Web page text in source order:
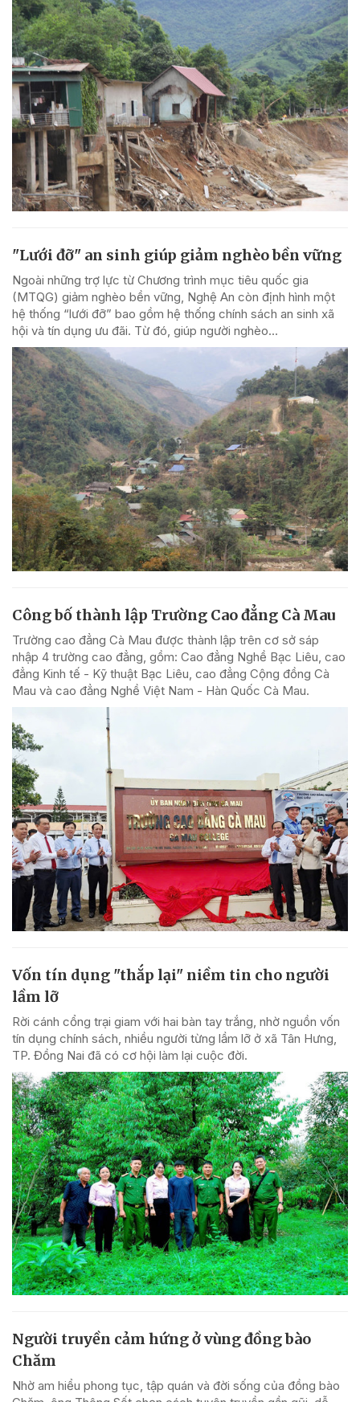
"Lưới đỡ" an sinh giúp giảm nghèo bền vững
Ngoài những trợ lực từ Chương trình mục tiêu quốc gia
(MTQG) giảm nghèo bền vững, Nghệ An còn định hình một
hệ thống “lưới đỡ” bao gồm hệ thống chính sách an sinh xã
hội và tín dụng ưu đãi. Từ đó, giúp người nghèo...
Công bố thành lập Trường Cao đẳng Cà Mau
Trường cao đẳng Cà Mau được thành lập trên cơ sở sáp
nhập 4 trường cao đẳng, gồm: Cao đẳng Nghề Bạc Liêu, cao
đẳng Kinh tế - Kỹ thuật Bạc Liêu, cao đẳng Cộng đồng Cà
Mau và cao đẳng Nghề Việt Nam - Hàn Quốc Cà Mau.
Vốn tín dụng "thắp lại" niềm tin cho người
lầm lỡ
Rời cánh cổng trại giam với hai bàn tay trắng, nhờ nguồn vốn
tín dụng chính sách, nhiều người từng lầm lỡ ở xã Tân Hưng,
TP. Đồng Nai đã có cơ hội làm lại cuộc đời.
Người truyền cảm hứng ở vùng đồng bào
Chăm
Nhờ am hiểu phong tục, tập quán và đời sống của đồng bào